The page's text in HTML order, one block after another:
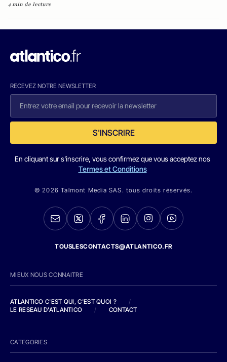
4 min de lecture
RECEVEZ NOTRE NEWSLETTER
S'INSCRIRE
En cliquant sur s'inscrire, vous confirmez que vous acceptez nos
Termes et Conditions
© 2026 Talmont Media SAS. tous droits réservés.
TOUSLESCONTACTS@ATLANTICO.FR
MIEUX NOUS CONNAITRE
ATLANTICO C'EST QUI, C'EST QUOI ?
/
LE RESEAU D'ATLANTICO
/ CONTACT
CATEGORIES